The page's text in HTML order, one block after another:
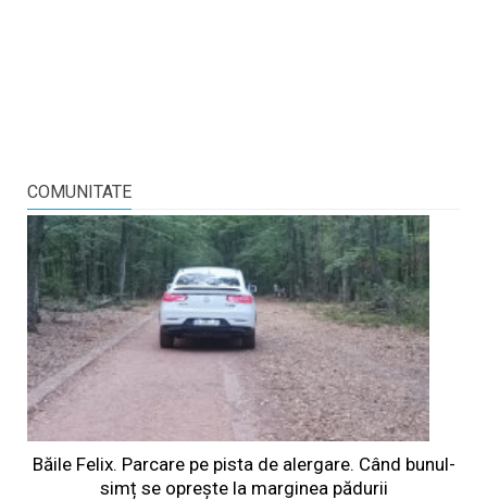
COMUNITATE
Băile Felix. Parcare pe pista de alergare. Când bunul-
simț se oprește la marginea pădurii